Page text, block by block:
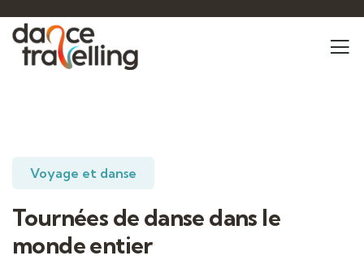
Voyage et danse
Tournées de danse dans le
monde entier